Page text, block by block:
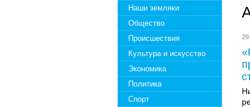
Наши земляки
Общество
Происшествия
Культура и искусство
Экономика
Политика
Спорт